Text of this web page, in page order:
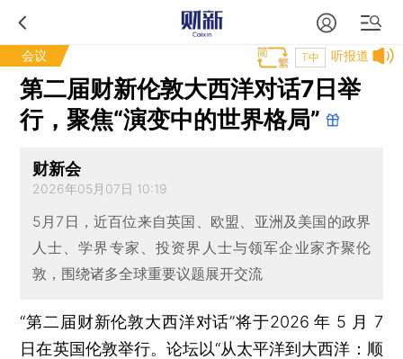
会议 听报道
T中
第二届财新伦敦大西洋对话7日举
行，聚焦“演变中的世界格局”
财新会
2026年05月07日 10:19
5月7日，近百位来自英国、欧盟、亚洲及美国的政界
人士、学界专家、投资界人士与领军企业家齐聚伦
敦，围绕诸多全球重要议题展开交流
“第二届财新伦敦大西洋对话”将于2026 年 5 月 7
日在英国伦敦举行。论坛以“从太平洋到大西洋：顺